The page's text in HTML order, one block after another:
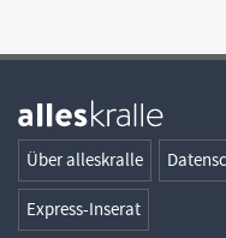
Über alleskralle
Express-Inserat